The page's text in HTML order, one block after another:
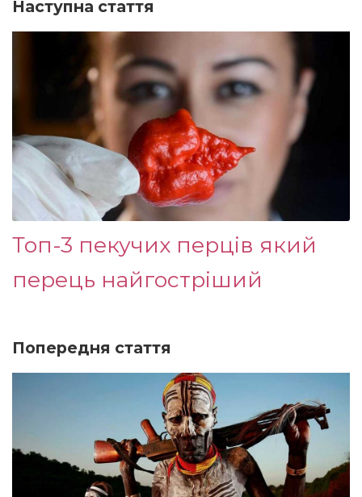
Наступна стаття
Топ-3 пекучих перців який
перець найгостріший
Попередня стаття